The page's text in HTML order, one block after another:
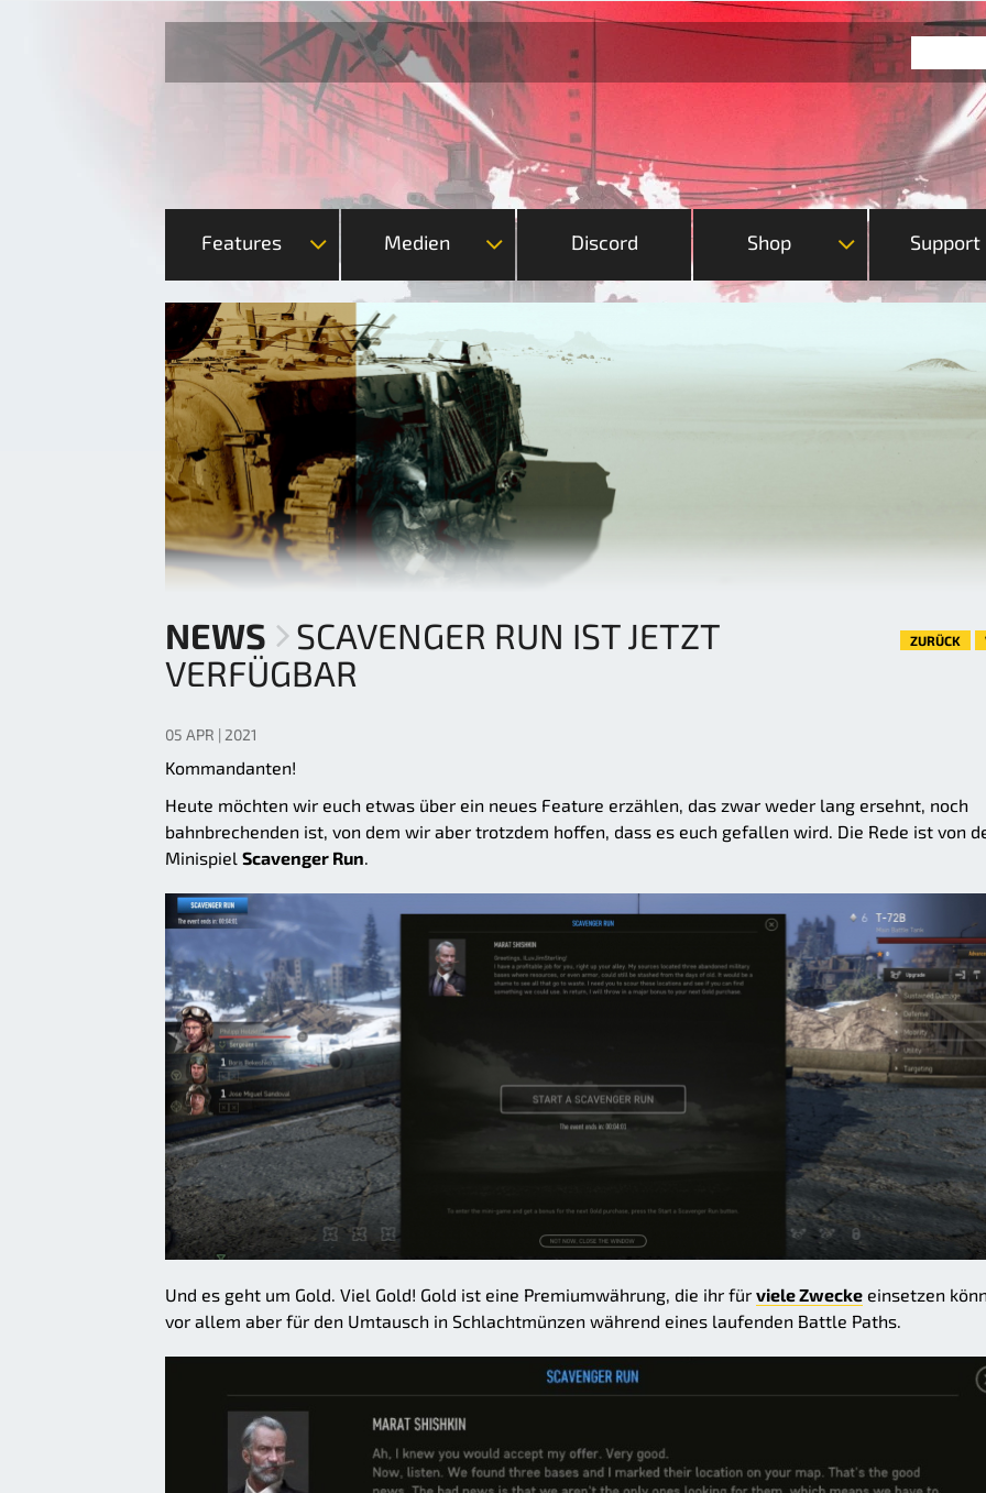
Features Medien Discord Shop Support
NEWS
SCAVENGER RUN IST JETZT
VERFÜGBAR
ZURÜCK
05 APR | 2021
Kommandanten!
Heute möchten wir euch etwas über ein neues Feature erzählen, das zwar weder lang ersehnt, noch
bahnbrechenden ist, von dem wir aber trotzdem hoffen, dass es euch gefallen wird. Die Rede ist von
Minispiel Scavenger Run.
Und es geht um Gold. Viel Gold! Gold ist eine Premiumwährung, die ihr für viele Zwecke einsetzen
vor allem aber für den Umtausch in Schlachtmünzen während eines laufenden Battle Paths.